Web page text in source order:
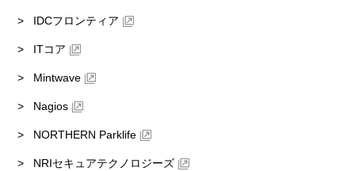
IDCフロンティア
ITコア
Mintwave
Nagios
NORTHERN Parklife
NRIセキュアテクノロジーズ